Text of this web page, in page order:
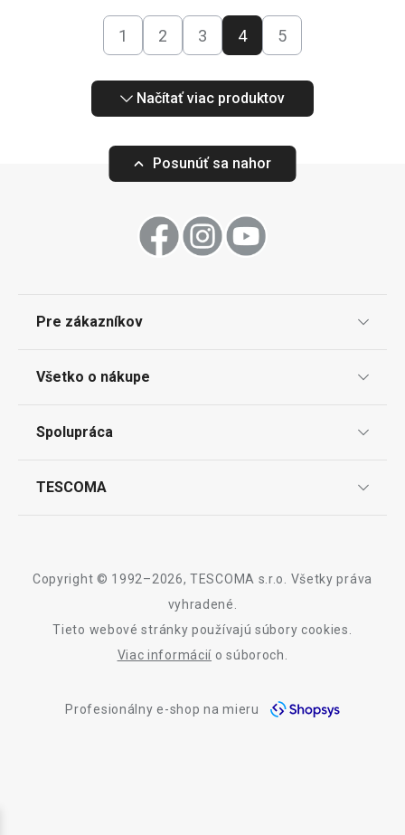
1 2 3 4 5
Načítať viac produktov
Posunúť sa nahor
Pre zákazníkov
Zákaznícky servis TESCOMA
Všetko o nákupe
Reklamácie a vrátenie tovaru v eshope
Spolupráca
TESCOMA
Blog
Kontakt
Copyright © 1992–2026, TESCOMA s.r.o. Všetky práva
vyhradené.
Tieto webové stránky používajú súbory cookies.
Viac informácií o súboroch.
Profesionálny e-shop na mieru